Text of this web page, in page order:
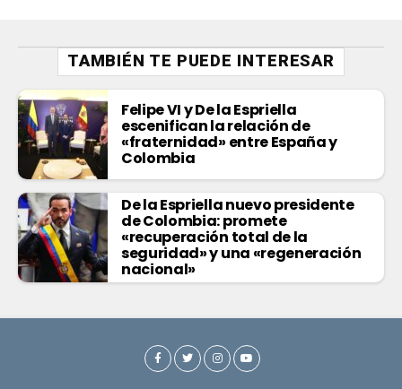
TAMBIÉN TE PUEDE INTERESAR
Felipe VI y De la Espriella
escenifican la relación de
«fraternidad» entre España y
Colombia
De la Espriella nuevo presidente
de Colombia: promete
«recuperación total de la
seguridad» y una «regeneración
nacional»